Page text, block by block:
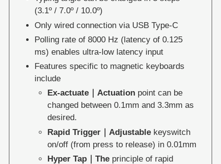
(3.1º / 7.0º / 10.0º)
Only wired connection via USB Type-C
Polling rate of 8000 Hz (latency of 0.125
ms) enables ultra-low latency input
Features specific to magnetic keyboards
include
Ex-actuate｜Actuationpoint can be
changed between 0.1mm and 3.3mm as
desired.
Rapid Trigger｜Adjustablekeyswitch
on/off (from press to release) in 0.01mm
Hyper Tap｜Theprinciple of rapid